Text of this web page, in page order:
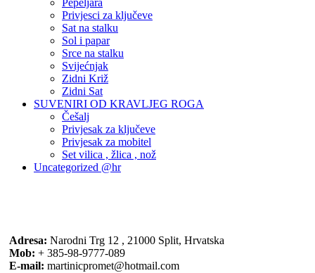
Privjesci za ključeve
Sat na stalku
Sol i papar
Srce na stalku
Svijećnjak
Zidni Križ
Zidni Sat
SUVENIRI OD KRAVLJEG ROGA
Češalj
Privjesak za ključeve
Privjesak za mobitel
Set vilica , žlica , nož
Uncategorized @hr
Adresa: Narodni Trg 12 , 21000 Split, Hrvatska
Mob: + 385-98-9777-089
E-mail: martinicpromet@hotmail.com